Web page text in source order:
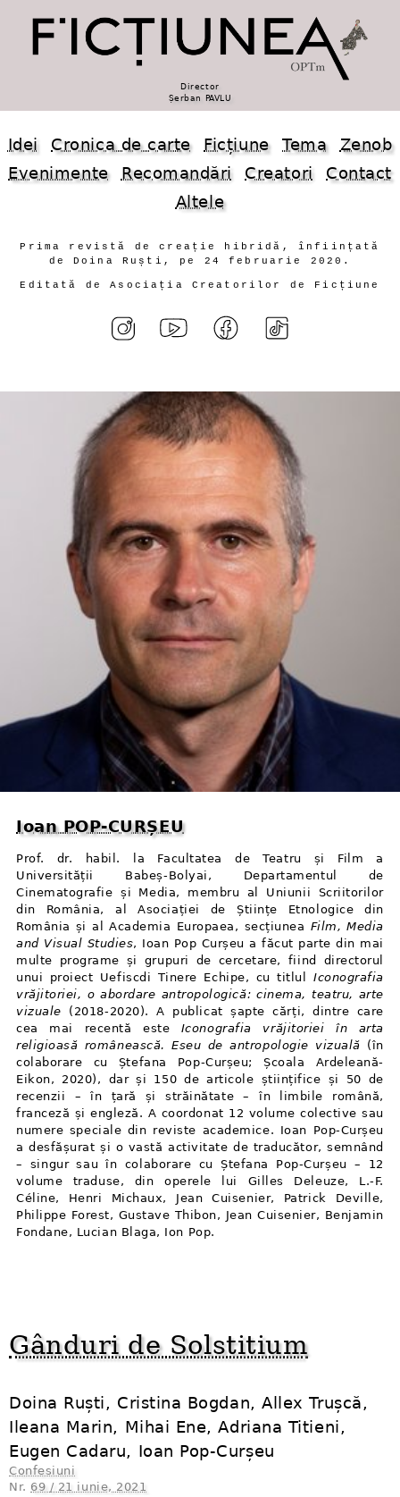
Director
Șerban PAVLU
Idei Cronica de carte Ficțiune Tema
Zenob
Evenimente
Recomandări Creatori
Contact
Altele
Prima revistă de creație hibridă, înființată
de Doina Ruști, pe 24 februarie 2020.
Editată de Asociația Creatorilor de Ficțiune
Ioan POP-CURȘEU
Prof. dr. habil. la Facultatea de Teatru și Film a
Universității Babeș-Bolyai, Departamentul de
Cinematografie și Media, membru al Uniunii Scriitorilor
din România, al Asociației de Științe Etnologice din
România și al Academia Europaea, secțiunea Film, Media
and Visual Studies, Ioan Pop Curșeu a făcut parte din mai
multe programe și grupuri de cercetare, fiind directorul
unui proiect Uefiscdi Tinere Echipe, cu titlulIconografia
vrăjitoriei, o abordare antropologică: cinema, teatru, arte
vizuale (2018-2020). A publicat șapte cărți, dintre care
cea mai recentă este Iconografia vrăjitoriei în arta
religioasă românească. Eseu de antropologie vizuală (în
colaborare cu Ștefana Pop-Curșeu; Școala Ardeleană-
Eikon, 2020), dar și 150 de articole științifice și 50 de
recenzii – în țară și străinătate – în limbile română,
franceză și engleză. A coordonat 12 volume colective sau
numere speciale din reviste academice. Ioan Pop-Curșeu
a desfășurat și o vastă activitate de traducător, semnând
– singur sau în colaborare cu Ștefana Pop-Curșeu – 12
volume traduse, din operele lui Gilles Deleuze, L.-F.
Céline, Henri Michaux, Jean Cuisenier, Patrick Deville,
Philippe Forest, Gustave Thibon, Jean Cuisenier, Benjamin
Fondane, Lucian Blaga, Ion Pop.
Gânduri de Solstitium
Doina Ruști, Cristina Bogdan, Allex Trușcă,
Ileana Marin, Mihai Ene, Adriana Titieni,
Eugen Cadaru, Ioan Pop-Curșeu
Confesiuni
Nr. 69 / 21 iunie, 2021